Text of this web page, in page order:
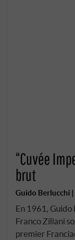
“Cuvée
brut
Guido Berlucchi
En 1961, Guido
Franco Ziliani
premier